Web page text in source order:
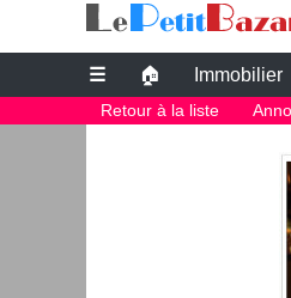
annonce eure et loir
☰ 🏠 Immobilier
Petites annonces gratuites
Retour à la liste